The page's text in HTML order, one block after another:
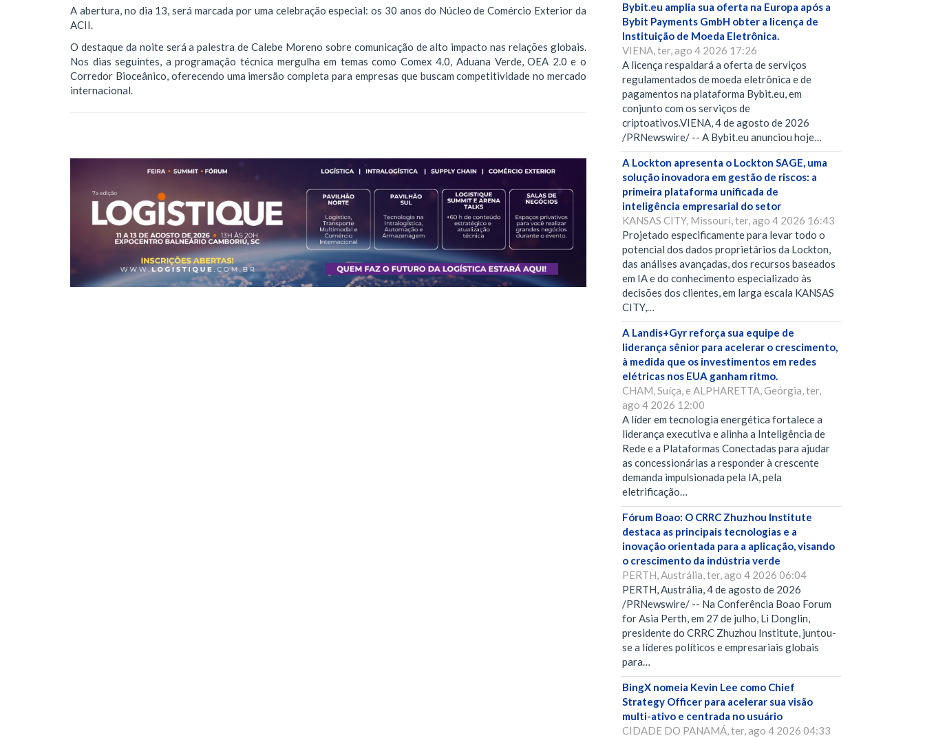
A abertura, no dia 13, será marcada por uma celebração especial: os 30 anos do Núcleo de Comércio Exterior da
ACII.
O destaque da noite será a palestra de Calebe Moreno sobre comunicação de alto impacto nas relações globais.
Nos dias seguintes, a programação técnica mergulha em temas como Comex 4.0, Aduana Verde, OEA 2.0 e o
Corredor Bioceânico, oferecendo uma imersão completa para empresas que buscam competitividade no mercado
internacional.
Bybit.eu amplia sua oferta na Europa após a
Bybit Payments GmbH obter a licença de
Instituição de Moeda Eletrônica.
VIENA, ter, ago 4 2026 17:26
A licença respaldará a oferta de serviços
regulamentados de moeda eletrônica e de
pagamentos na plataforma Bybit.eu, em
conjunto com os serviços de
criptoativos.VIENA, 4 de agosto de 2026
/PRNewswire/ -- A Bybit.eu anunciou hoje…
A Lockton apresenta o Lockton SAGE, uma
solução inovadora em gestão de riscos: a
primeira plataforma unificada de
inteligência empresarial do setor
KANSAS CITY, Missouri, ter, ago 4 2026 16:43
Projetado especificamente para levar todo o
potencial dos dados proprietários da Lockton,
das análises avançadas, dos recursos baseados
em IA e do conhecimento especializado às
decisões dos clientes, em larga escala KANSAS
CITY,…
A Landis+Gyr reforça sua equipe de
liderança sênior para acelerar o crescimento,
à medida que os investimentos em redes
elétricas nos EUA ganham ritmo.
CHAM, Suíça, e ALPHARETTA, Geórgia, ter,
ago 4 2026 12:00
A líder em tecnologia energética fortalece a
liderança executiva e alinha a Inteligência de
Rede e a Plataformas Conectadas para ajudar
as concessionárias a responder à crescente
demanda impulsionada pela IA, pela
eletrificação…
Fórum Boao: O CRRC Zhuzhou Institute
destaca as principais tecnologias e a
inovação orientada para a aplicação, visando
o crescimento da indústria verde
PERTH, Austrália, ter, ago 4 2026 06:04
PERTH, Austrália, 4 de agosto de 2026
/PRNewswire/ -- Na Conferência Boao Forum
for Asia Perth, em 27 de julho, Li Donglin,
presidente do CRRC Zhuzhou Institute, juntou-
se a líderes políticos e empresariais globais
para…
BingX nomeia Kevin Lee como Chief
Strategy Officer para acelerar sua visão
multi-ativo e centrada no usuário
CIDADE DO PANAMÁ, ter, ago 4 2026 04:33